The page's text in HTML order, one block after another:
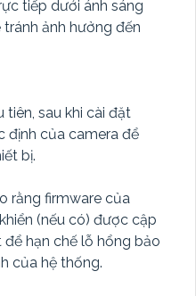
tiếp dưới ánh sáng
ảnh hưởng đến
sau khi cài đặt
định của camera để
bị.
rằng firmware của
(nếu có) được cập
hạn chế lỗ hổng bảo
của hệ thống.